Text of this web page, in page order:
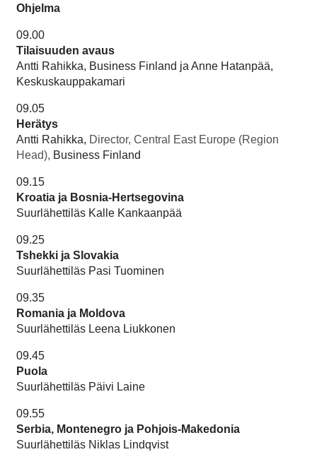
Ohjelma
09.00
Tilaisuuden avaus
Antti Rahikka, Business Finland ja Anne Hatanpää,
Keskuskauppakamari
09.05
Herätys
Antti Rahikka, Director, Central East Europe (Region
Head), Business Finland
09.15
Kroatia ja Bosnia-Hertsegovina
Suurlähettiläs Kalle Kankaanpää
09.25
Tshekki ja Slovakia
Suurlähettiläs Pasi Tuominen
09.35
Romania ja Moldova
Suurlähettiläs Leena Liukkonen
09.45
Puola
Suurlähettiläs Päivi Laine
09.55
Serbia, Montenegro ja Pohjois-Makedonia
Suurlähettiläs Niklas Lindqvist